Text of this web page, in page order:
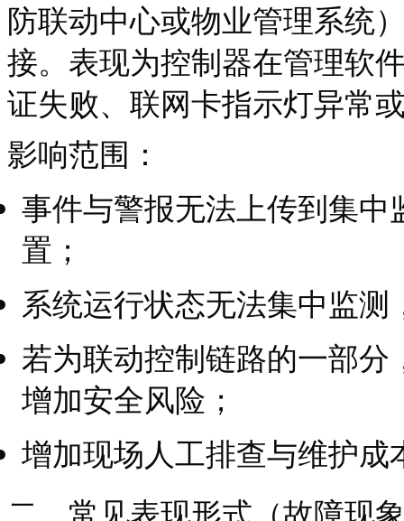
防联动中心或物业管理系统
接。表现为控制器在管理软
证失败、联网卡指示灯异常
影响范围：
事件与警报无法上传到集
置；
系统运行状态无法集中监
若为联动控制链路的一部
增加安全风险；
增加现场人工排查与维护成
二、常见表现形式（故障现